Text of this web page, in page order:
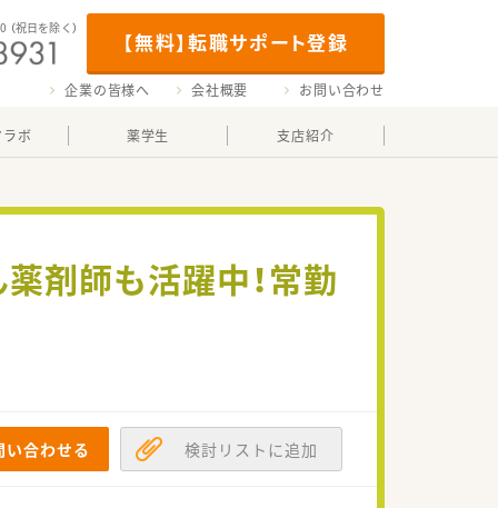
【無料】転職サポート登録
（祝日を除く）
企業の皆様へ 会社概要 お問い合わせ
ボ 薬学生 支店紹介
剤師も活躍中！常勤
い合わせる 検討リストに追加